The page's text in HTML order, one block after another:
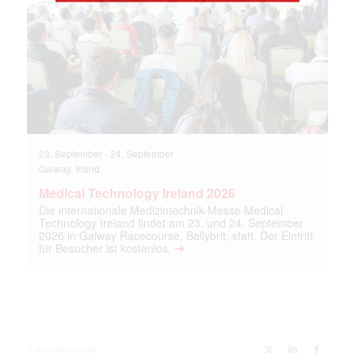
23. September- 24. September
Galway, Irland
Medical Technology Ireland 2026
Die internationale Medizintechnik-Messe Medical
Technology Ireland findet am 23. und 24. September
2026 in Galway Racecourse, Ballybrit, statt. Der Eintritt
für Besucher ist kostenlos. ➔